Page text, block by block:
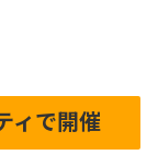
ィで開催